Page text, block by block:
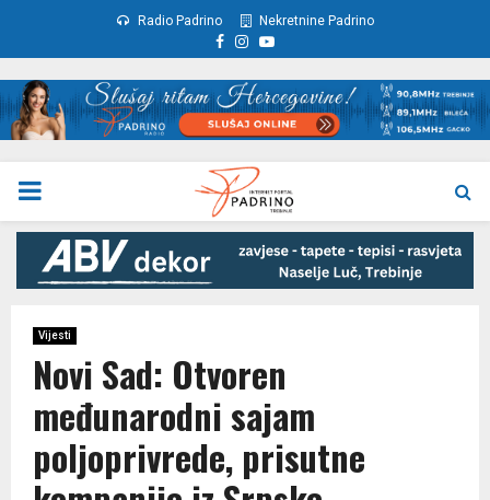
Radio Padrino Nekretnine Padrino
Facebook
Instagram
Youtube
PRIMARY
MENU
Vijesti
Novi Sad: Otvoren
međunarodni sajam
poljoprivrede, prisutne